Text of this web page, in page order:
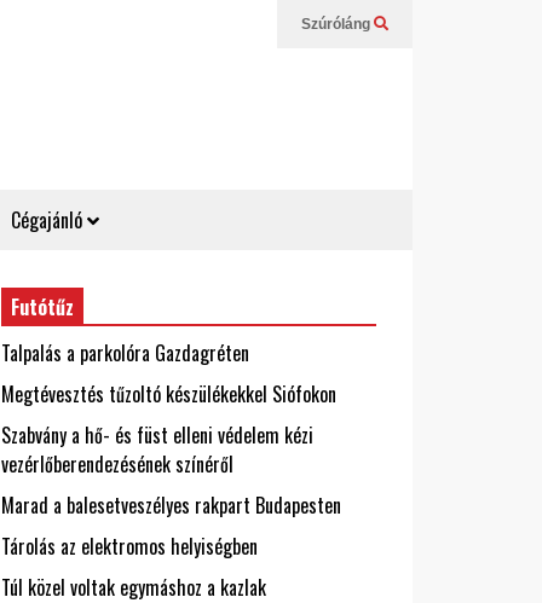
Szúróláng
Cégajánló
Futótűz
Talpalás a parkolóra Gazdagréten
Megtévesztés tűzoltó készülékekkel Siófokon
Szabvány a hő- és füst elleni védelem kézi
vezérlőberendezésének színéről
Marad a balesetveszélyes rakpart Budapesten
Tárolás az elektromos helyiségben
Túl közel voltak egymáshoz a kazlak